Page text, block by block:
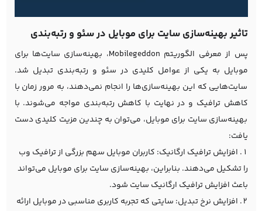
تاثیر بهینه‌سازی سایت برای موبایل در سئو و رتبه‌بندی
پس از معرفی الگوریتم Mobilegeddon، بهینه‌سازی سایت‌ها برای
موبایل به یکی از عوامل کلیدی در سئو و رتبه‌بندی تبدیل شد.
سایت‌هایی که این بهینه‌سازی‌ها را انجام نمی‌دهند، به مرور زمان با
کاهش ترافیک و در نهایت با کاهش رتبه‌بندی مواجه می‌شوند. با
بهینه‌سازی سایت برای موبایل، می‌توان به چندین مزیت کلیدی دست
یافت:
افزایش ترافیک ارگانیک: کاربران موبایل سهم بزرگی از ترافیک وب
را تشکیل می‌دهند. بنابراین، بهینه‌سازی سایت برای موبایل می‌تواند
باعث افزایش ترافیک ارگانیک سایت شود.
افزایش نرخ تبدیل: سایتی که تجربه کاربری مناسبی در موبایل ارائه